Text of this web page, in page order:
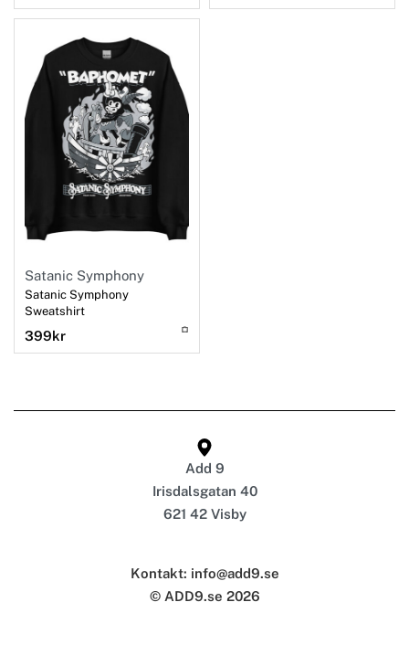
Satanic Symphony
Satanic Symphony
Sweatshirt
399kr
Add 9
Irisdalsgatan 40
621 42 Visby
Kontakt: info@add9.se
© ADD9.se 2026